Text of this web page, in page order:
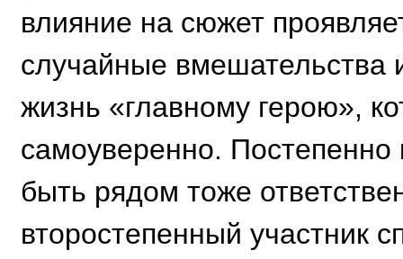
влияние на сюжет
случайные вмешательства
жизнь «главному герою»,
самоуверенно.
быть рядом тоже
второстепенный участник